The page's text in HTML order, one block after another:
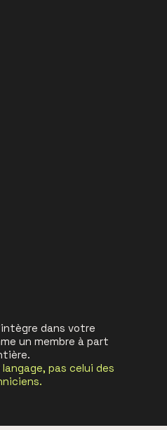
dans votre
un membre à part
pas celui des